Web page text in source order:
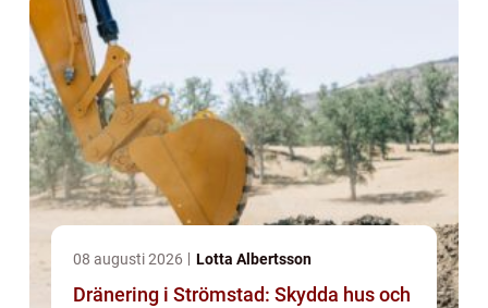
08 augusti 2026 Lotta Albertsson
Dränering i Strömstad: Skydda hus och